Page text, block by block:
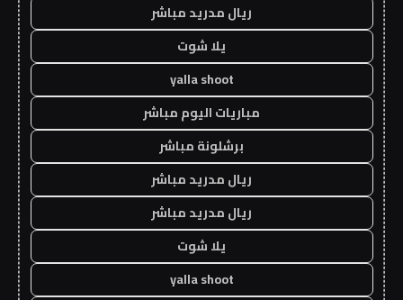
ريال مدريد مباشر
يلا شوت
yalla shoot
مباريات اليوم مباشر
برشلونة مباشر
ريال مدريد مباشر
ريال مدريد مباشر
يلا شوت
yalla shoot